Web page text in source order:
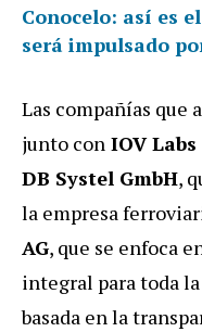
Conocelo: así es
será impulsado
Las compañías que
junto con IOV Labs
DB Systel GmbH,
la empresa
AG, que se enfoca
integral para toda
basada en la